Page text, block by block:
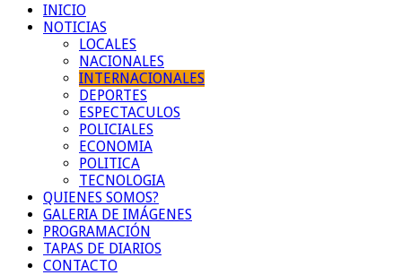
INICIO
NOTICIAS
LOCALES
NACIONALES
INTERNACIONALES
DEPORTES
ESPECTACULOS
POLICIALES
ECONOMIA
POLITICA
TECNOLOGIA
QUIENES SOMOS?
GALERIA DE IMÁGENES
PROGRAMACIÓN
TAPAS DE DIARIOS
CONTACTO